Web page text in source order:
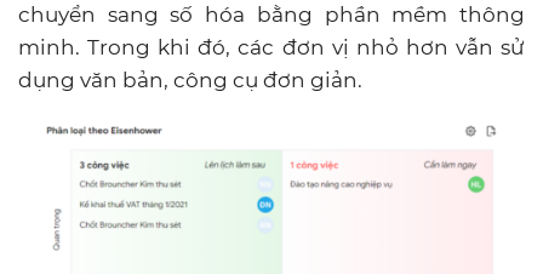
chuyển sang số hóa bằng phần mềm thông
minh. Trong khi đó, các đơn vị nhỏ hơn vẫn sử
dụng văn bản, công cụ đơn giản.